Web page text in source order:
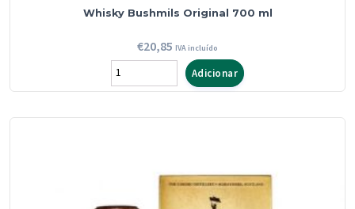
Whisky Bushmils Original 700 ml
€20,85 IVA incluído
Quantidade
de
Adicionar